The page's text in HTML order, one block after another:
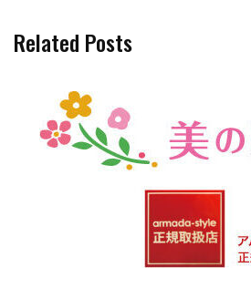
Related Posts